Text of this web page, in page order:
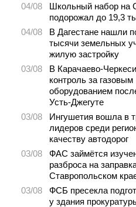
04/08
Школьный набор на
подорожал до 19,3
04/08
В Дагестане нашли
тысячи земельных
жилую застройку
03/08
В Карачаево-
контроль за газовым
оборудованием
Усть-Джегуте
03/08
Ингушетия вошла в
лидеров среди
качеству автодорог
03/08
ФАС займётся
разброса на
Ставропольском
03/08
ФСБ пресекла
у здания